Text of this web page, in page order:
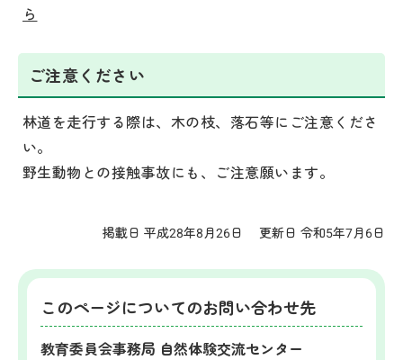
ら
ご注意ください
林道を走行する際は、木の枝、落石等にご注意くださ
い。
野生動物との接触事故にも、ご注意願います。
掲載日 平成28年8月26日 更新日 令和5年7月6日
このページについてのお問い合わせ先
教育委員会事務局 自然体験交流センター